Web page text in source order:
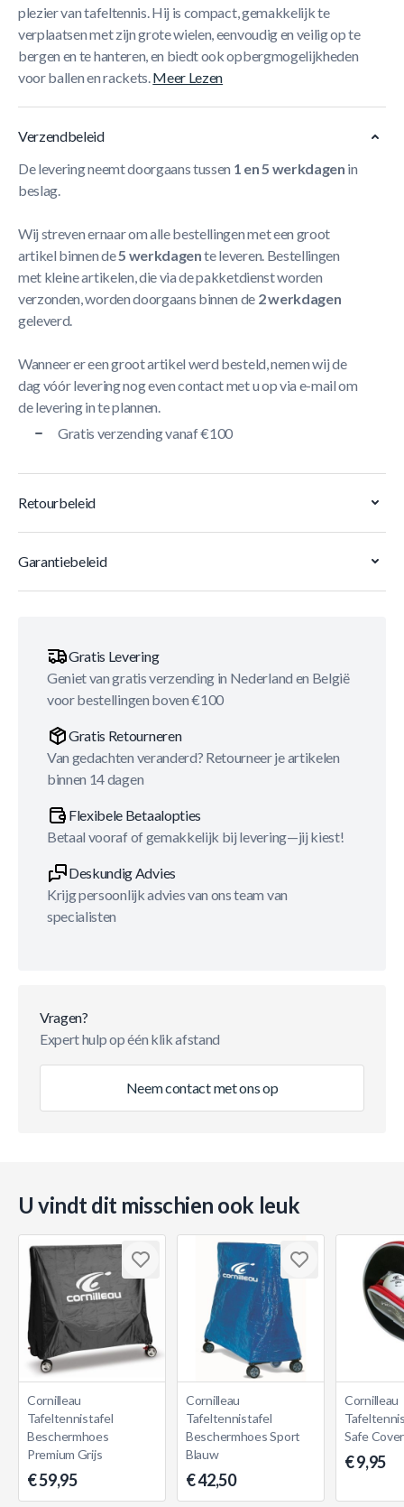
plezier van tafeltennis. Hij is compact, gemakkelijk te
verplaatsen met zijn grote wielen, eenvoudig en veilig op te
bergen en te hanteren, en biedt ook opbergmogelijkheden
voor ballen en rackets.Meer Lezen
Verzendbeleid
De levering neemt doorgaans tussen 1 en 5 werkdagen in
beslag.
Wij streven ernaar om alle bestellingen met een groot
artikel binnen de5 werkdagente leveren. Bestellingen
met kleine artikelen, die via de pakketdienst worden
verzonden, worden doorgaans binnen de 2 werkdagen
geleverd.
Wanneer er een groot artikel werd besteld, nemen wij de
dag vóór levering nog even contact met u op via e-mail om
de levering in te plannen.
Gratis verzending vanaf €100
Retourbeleid
Garantiebeleid
Gratis Levering
Geniet van gratis verzending in Nederland en België
voor bestellingen boven €100
Gratis Retourneren
Van gedachten veranderd? Retourneer je artikelen
binnen 14 dagen
Flexibele Betaalopties
Betaal vooraf of gemakkelijk bij levering—jij kiest!
Deskundig Advies
Krijg persoonlijk advies van ons team van
specialisten
Vragen?
Expert hulp op één klik afstand
Neem contact met ons op
U vindt dit misschien ook leuk
Cornilleau
Tafeltennistafel
Beschermhoes
Premium Grijs
€ 59,95
Cornilleau
Tafeltennistafel
Beschermhoes Sport
Blauw
€ 42,50
Cornilleau
Safe Cover
€ 9,95